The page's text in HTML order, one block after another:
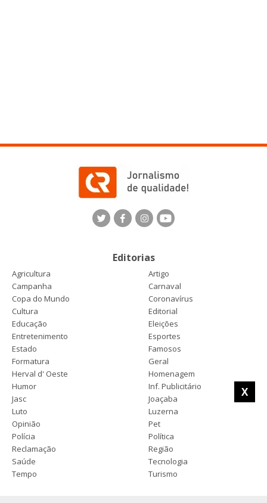
X
Editorias
Agricultura
Artigo
Campanha
Carnaval
Copa do Mundo
Coronavírus
Cultura
Editorial
Educação
Eleições
Entretenimento
Esportes
Estado
Famosos
Formatura
Geral
Herval d' Oeste
Homenagem
Humor
Inf. Publicitário
Jasc
Joaçaba
Luto
Luzerna
Opinião
Pet
Polícia
Política
Reclamação
Região
Saúde
Tecnologia
Tempo
Turismo